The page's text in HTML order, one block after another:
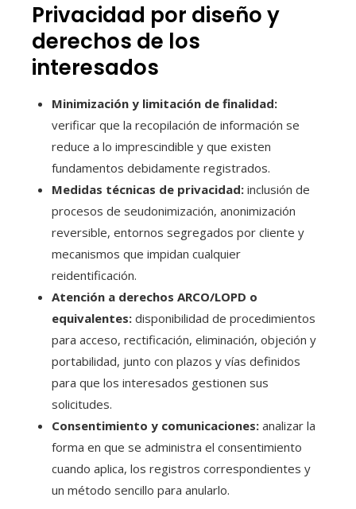
Privacidad por diseño y
derechos de los
interesados
Minimización y limitación de finalidad:
verificar que la recopilación de información se
reduce a lo imprescindible y que existen
fundamentos debidamente registrados.
Medidas técnicas de privacidad: inclusión de
procesos de seudonimización, anonimización
reversible, entornos segregados por cliente y
mecanismos que impidan cualquier
reidentificación.
Atención a derechos ARCO/LOPD o
equivalentes: disponibilidad de procedimientos
para acceso, rectificación, eliminación, objeción y
portabilidad, junto con plazos y vías definidos
para que los interesados gestionen sus
solicitudes.
Consentimiento y comunicaciones: analizar la
forma en que se administra el consentimiento
cuando aplica, los registros correspondientes y
un método sencillo para anularlo.